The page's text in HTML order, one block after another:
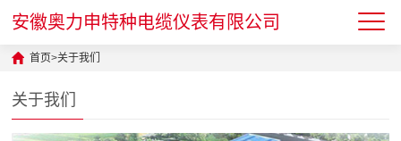
安徽奥力申特种电缆仪表有限公司
首页>关于我们
关于我们